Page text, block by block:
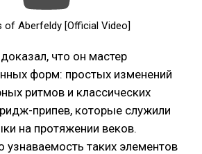
of Aberfeldy [Official Video]
что он мастер
форм: простых изменений
ритмов и классических
припев, которые служили
на протяжении веков.
таких элементов